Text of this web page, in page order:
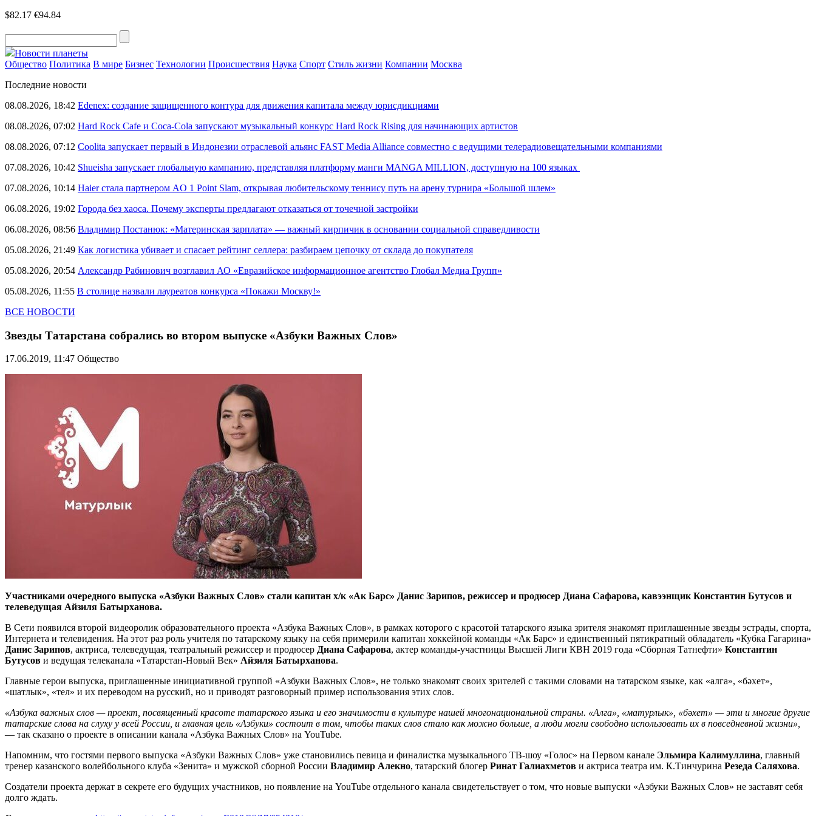
$82.17 €94.84
Новости планеты
Общество Политика В мире Бизнес Технологии Происшествия Наука Спорт Стиль жизни Компании Москва
Последние новости
08.08.2026, 18:42 Edenex: создание защищенного контура для движения капитала между юрисдикциями
08.08.2026, 07:02 Hard Rock Cafe и Coca-Cola запускают музыкальный конкурс Hard Rock Rising для начинающих артистов
08.08.2026, 07:12 Coolita запускает первый в Индонезии отраслевой альянс FAST Media Alliance совместно с ведущими телерадиовещательными компаниями
07.08.2026, 10:42 Shueisha запускает глобальную кампанию, представляя платформу манги MANGA MILLION, доступную на 100 языках
07.08.2026, 10:14 Haier стала партнером AO 1 Point Slam, открывая любительскому теннису путь на арену турнира «Большой шлем»
06.08.2026, 19:02 Города без хаоса. Почему эксперты предлагают отказаться от точечной застройки
06.08.2026, 08:56 Владимир Постанюк: «Материнская зарплата» — важный кирпичик в основании социальной справедливости
05.08.2026, 21:49 Как логистика убивает и спасает рейтинг селлера: разбираем цепочку от склада до покупателя
05.08.2026, 20:54 Александр Рабинович возглавил АО «Евразийское информационное агентство Глобал Медиа Групп»
05.08.2026, 11:55 В столице назвали лауреатов конкурса «Покажи Москву!»
ВСЕ НОВОСТИ
Звезды Татарстана собрались во втором выпуске «Азбуки Важных Слов»
17.06.2019, 11:47 Общество
Участниками очередного выпуска «Азбуки Важных Слов» стали капитан х/к «Ак Барс» Данис Зарипов, режиссер и продюсер Диана Сафарова, кавээнщик Константин Бутусов и
телеведущая Айзиля Батырханова.
В Сети появился второй видеоролик образовательного проекта «Азбука Важных Слов», в рамках которого с красотой татарского языка зрителя знакомят приглашенные звезды эстрады, спорта,
Интернета и телевидения. На этот раз роль учителя по татарскому языку на себя примерили капитан хоккейной команды «Ак Барс» и единственный пятикратный обладатель «Кубка Гагарина»
Данис Зарипов, актриса, телеведущая, театральный режиссер и продюсер Диана Сафарова, актер команды-участницы Высшей Лиги КВН 2019 года «Сборная Татнефти» Константин
Бутусов и ведущая телеканала «Татарстан-Новый Век» Айзиля Батырханова.
Главные герои выпуска, приглашенные инициативной группой «Азбуки Важных Слов», не только знакомят своих зрителей с такими словами на татарском языке, как «алга», «бәхет»,
«шатлык», «тел» и их переводом на русский, но и приводят разговорный пример использования этих слов.
«Азбука важных слов — проект, посвященный красоте татарского языка и его значимости в культуре нашей многонациональной страны. «Алга», «матурлык», «бәхет» — эти и многие другие
татарские слова на слуху у всей России, и главная цель «Азбуки» состоит в том, чтобы таких слов стало как можно больше, а люди могли свободно использовать их в повседневной жизни»,
— так сказано о проекте в описании канала «Азбука Важных Слов» на YouTube.
Напомним, что гостями первого выпуска «Азбуки Важных Слов» уже становились певица и финалистка музыкального ТВ-шоу «Голос» на Первом канале Эльмира Калимуллина, главный
тренер казанского волейбольного клуба «Зенита» и мужской сборной России Владимир Алекно, татарский блогер Ринат Галиахметов и актриса театра им. К.Тинчурина Резеда Саляхова.
Создатели проекта держат в секрете его будущих участников, но появление на YouTube отдельного канала свидетельствует о том, что новые выпуски «Азбуки Важных Слов» не заставят себя
долго ждать.